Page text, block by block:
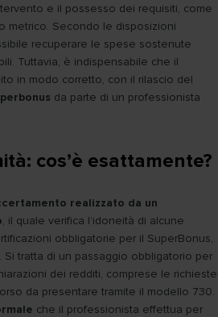
e il possesso dei requisiti, come
metrico. Secondo le disposizioni
recuperare le spese sostenute
Tuttavia, è indispensabile che il
in modo corretto, con il rilascio del
da parte di un professionista
cos’è esattamente?
realizzato da un
, il quale verifica l’idoneità di alcune
obbligatorie per il SuperBonus,
Si tratta di un passaggio obbligatorio per
dei redditi, comprese le richieste
da presentare tramite il modello 730.
che il professionista effettua per